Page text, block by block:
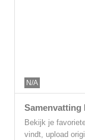
N/A
Samenvatting
Bekijk je
vindt, upload